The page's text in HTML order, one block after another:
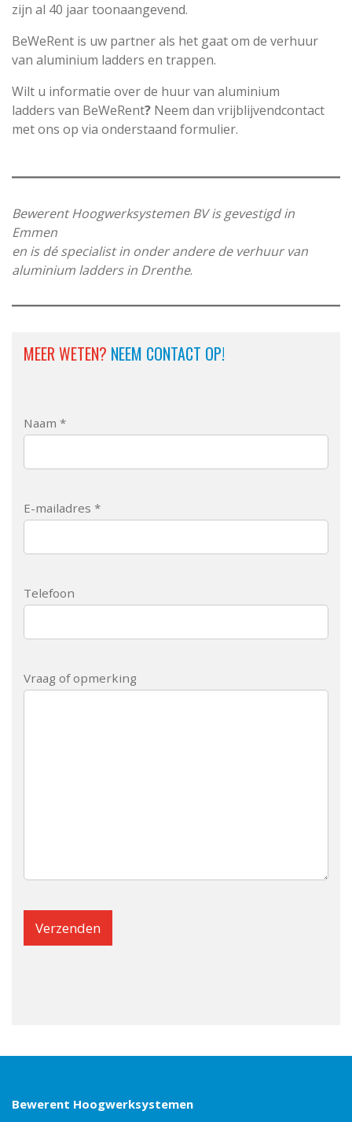
zijn al 40 jaar toonaangevend.
BeWeRent is uw partner als het gaat om de verhuur
van aluminium ladders en trappen.
Wilt u informatie over de huur van aluminium
ladders van BeWeRent? Neem dan vrijblijvendcontact
met ons op via onderstaand formulier.
Bewerent Hoogwerksystemen BV is gevestigd in
Emmen
en is dé specialist in onder andere de verhuur van
aluminium ladders in Drenthe.
MEER WETEN? NEEM CONTACT OP!
Naam *
E-mailadres *
Telefoon
Vraag of opmerking
Bewerent Hoogwerksystemen